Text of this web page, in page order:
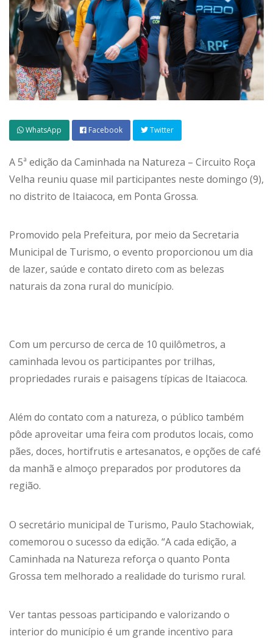
WhatsApp Facebook Twitter
A 5ª edição da Caminhada na Natureza – Circuito Roça
Velha reuniu quase mil participantes neste domingo (9),
no distrito de Itaiacoca, em Ponta Grossa.
Promovido pela Prefeitura, por meio da Secretaria
Municipal de Turismo, o evento proporcionou um dia
de lazer, saúde e contato direto com as belezas
naturais da zona rural do município.
Com um percurso de cerca de 10 quilômetros, a
caminhada levou os participantes por trilhas,
propriedades rurais e paisagens típicas de Itaiacoca.
Além do contato com a natureza, o público também
pôde aproveitar uma feira com produtos locais, como
pães, doces, hortifrutis e artesanatos, e opções de café
da manhã e almoço preparados por produtores da
região.
O secretário municipal de Turismo, Paulo Stachowiak,
comemorou o sucesso da edição. “A cada edição, a
Caminhada na Natureza reforça o quanto Ponta
Grossa tem melhorado a realidade do turismo rural.
Ver tantas pessoas participando e valorizando o
interior do município é um grande incentivo para